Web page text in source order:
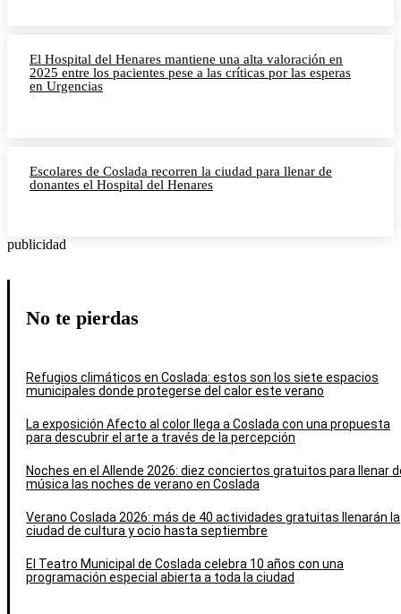
El Hospital del Henares mantiene una alta valoración en
2025 entre los pacientes pese a las críticas por las esperas
en Urgencias
Escolares de Coslada recorren la ciudad para llenar de
donantes el Hospital del Henares
publicidad
No te pierdas
Refugios climáticos en Coslada: estos son los siete espacios
municipales donde protegerse del calor este verano
La exposición Afecto al color llega a Coslada con una propuesta
para descubrir el arte a través de la percepción
Noches en el Allende 2026: diez conciertos gratuitos para llenar
música las noches de verano en Coslada
Verano Coslada 2026: más de 40 actividades gratuitas llenarán la
ciudad de cultura y ocio hasta septiembre
El Teatro Municipal de Coslada celebra 10 años con una
programación especial abierta a toda la ciudad